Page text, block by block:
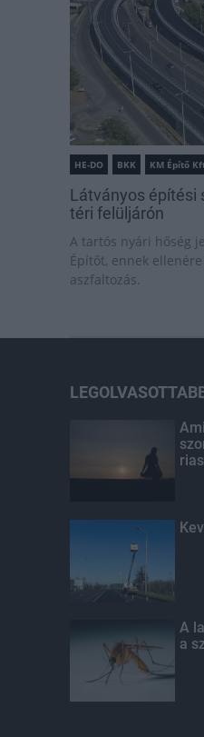
HE-DO BKK KM Építő
Látványos építési
téri felüljárón
A tartós nyári hőség
Építőt, ennek
aszfaltozás.
A
a